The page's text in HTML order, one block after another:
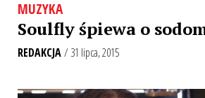
MUZYKA
Soulfly śpiewa o
REDAKCJA/ 31 lipca, 2015